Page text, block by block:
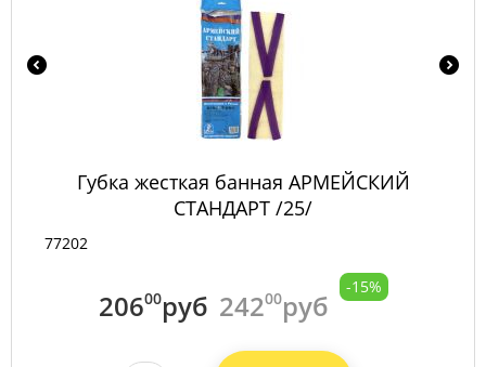
Губка жесткая банная АРМЕЙСКИЙ
СТАНДАРТ /25/
77202
20600руб 24200руб
-15%